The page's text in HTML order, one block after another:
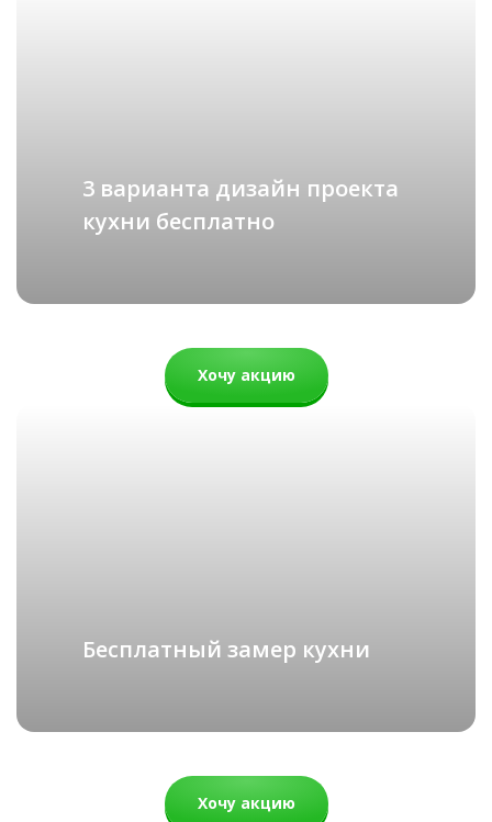
Рассчитать стоимость
3 варианта дизайн проекта
кухни бесплатно
Хочу акцию
Бесплатный замер кухни
Хочу акцию